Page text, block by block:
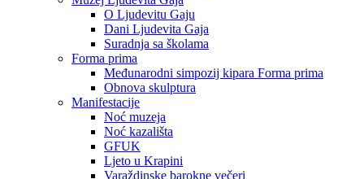
O Ljudevitu Gaju
Dani Ljudevita Gaja
Suradnja sa školama
Forma prima
Međunarodni simpozij kipara Forma prima
Obnova skulptura
Manifestacije
Noć muzeja
Noć kazališta
GFUK
Ljeto u Krapini
Varaždinske barokne večeri